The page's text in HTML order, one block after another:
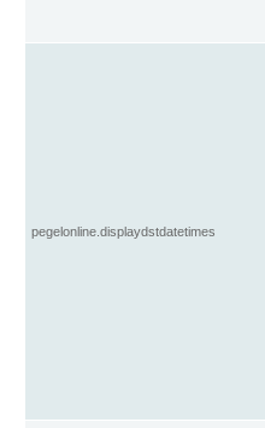
pegelonline.displaydstdatetimes